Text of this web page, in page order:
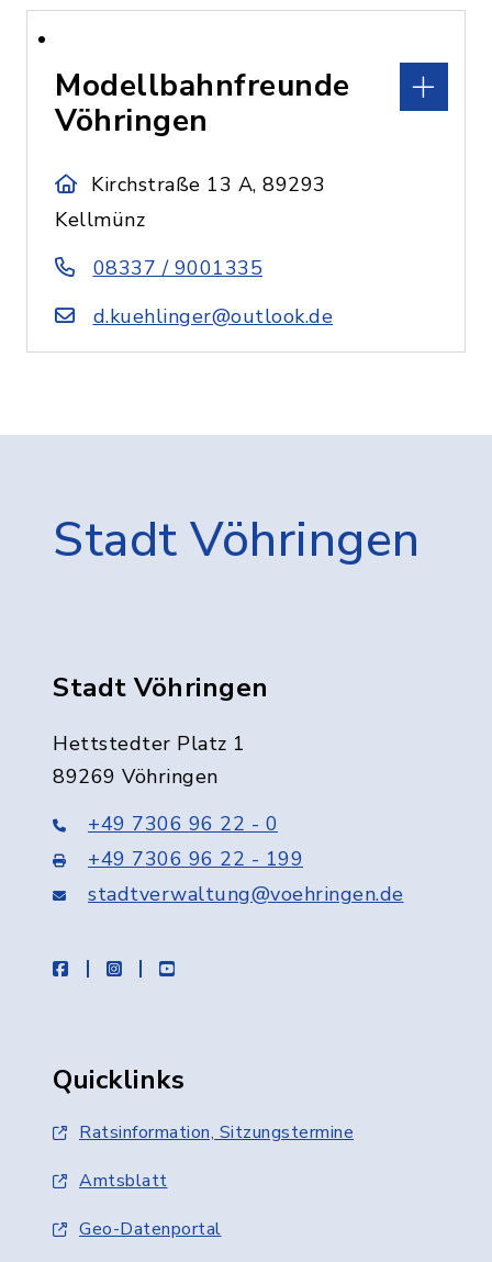
Modellbahnfreunde
Vöhringen
Kirchstraße 13 A, 89293
Kellmünz
08337 / 9001335
d.kuehlinger@outlook.de
Stadt Vöhringen
Stadt Vöhringen
Hettstedter Platz 1
89269 Vöhringen
+49 7306 96 22 - 0
+49 7306 96 22 - 199
stadtverwaltung@voehringen.de
facebookinstagramyoutube
Quicklinks
Ratsinformation, Sitzungstermine
Amtsblatt
Geo-Datenportal